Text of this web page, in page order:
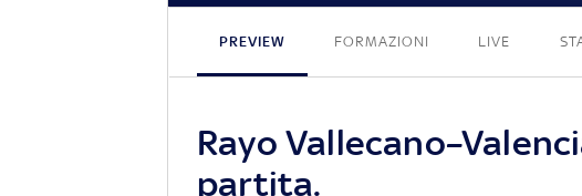
PREVIEW FORMAZIONI LIVE
Rayo
partita.